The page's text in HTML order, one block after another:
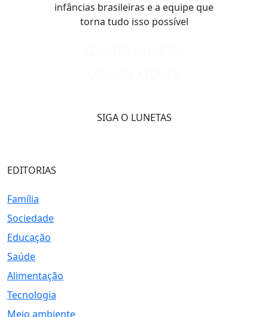
infâncias brasileiras e a equipe que
torna tudo isso possível
SIGA O LUNETAS
EDITORIAS
Família
Sociedade
Educação
Saúde
Alimentação
Tecnologia
Meio ambiente